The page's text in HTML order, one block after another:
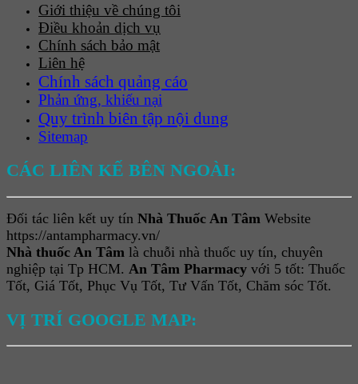
Giới thiệu về chúng tôi
Điều khoản dịch vụ
Chính sách bảo mật
Liên hệ
Chính sách quảng cáo
Phản ứng, khiếu nại
Quy trình biên tập nội dung
Sitemap
CÁC LIÊN KẾ BÊN NGOÀI:
Đối tác liên kết uy tín Nhà Thuốc An Tâm Website
https://antampharmacy.vn/
Nhà thuốc An Tâm là chuỗi nhà thuốc uy tín, chuyên
nghiệp tại Tp HCM. An Tâm Pharmacy với 5 tốt: Thuốc
Tốt, Giá Tốt, Phục Vụ Tốt, Tư Vấn Tốt, Chăm sóc Tốt.
VỊ TRÍ GOOGLE MAP: